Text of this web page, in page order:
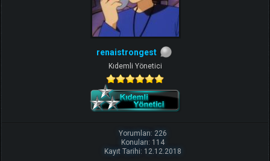
renaistrongest
Kıdemli Yönetici
Yorumları: 226
Konuları: 114
Kayıt Tarihi: 12.12.2018